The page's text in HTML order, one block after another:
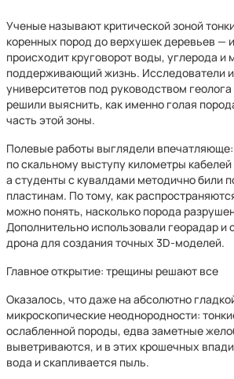
Ученые называют критической зоной
коренных пород до верхушек деревьев —
происходит круговорот воды, углерода и
поддерживающий жизнь. Исследователи
университетов под руководством
решили выяснить, как именно голая
часть этой зоны.
Полевые работы выглядели
по скальному выступу километры
а студенты с кувалдами методично били
пластинам. По тому, как
можно понять, насколько порода
Дополнительно использовали георадар и
дрона для создания точных 3D-моделей.
Главное открытие: трещины решают все
Оказалось, что даже на абсолютно
микроскопические неоднородности:
ослабленной породы, едва заметные
выветриваются, и в этих крошечных
вода и скапливается пыль.